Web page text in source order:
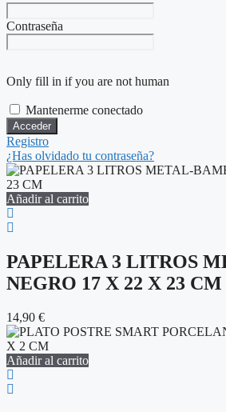
Contraseña
Only fill in if you are not human
Mantenerme conectado
Registro
¿Has olvidado tu contraseña?
Añadir al carrito
PAPELERA 3 LITROS
NEGRO 17 X 22 X 23 CM
14,90 €
Añadir al carrito